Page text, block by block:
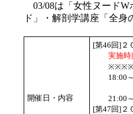
03/08は「女性ヌードW
ド」・解剖学講座「全身
開催日・内容
[第46回]２
実施時
18:00～
女性ヌ
21:00～
[第47回]２